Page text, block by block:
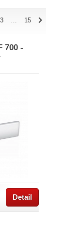
3 … 15
700 -
Detail